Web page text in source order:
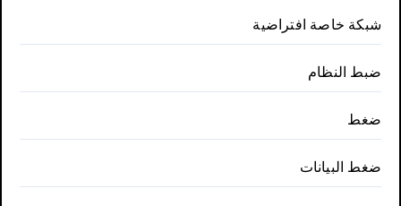
شبكة خاصة افتراضية
ضبط النظام
ضغط
ضغط البيانات